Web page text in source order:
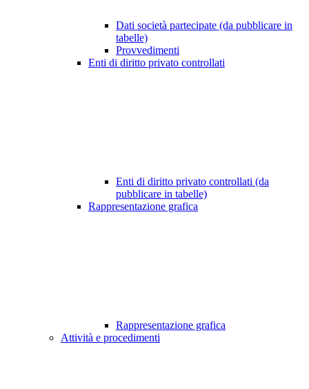
Dati società partecipate (da pubblicare in
tabelle)
Provvedimenti
Enti di diritto privato controllati
Enti di diritto privato controllati (da
pubblicare in tabelle)
Rappresentazione grafica
Rappresentazione grafica
Attività e procedimenti